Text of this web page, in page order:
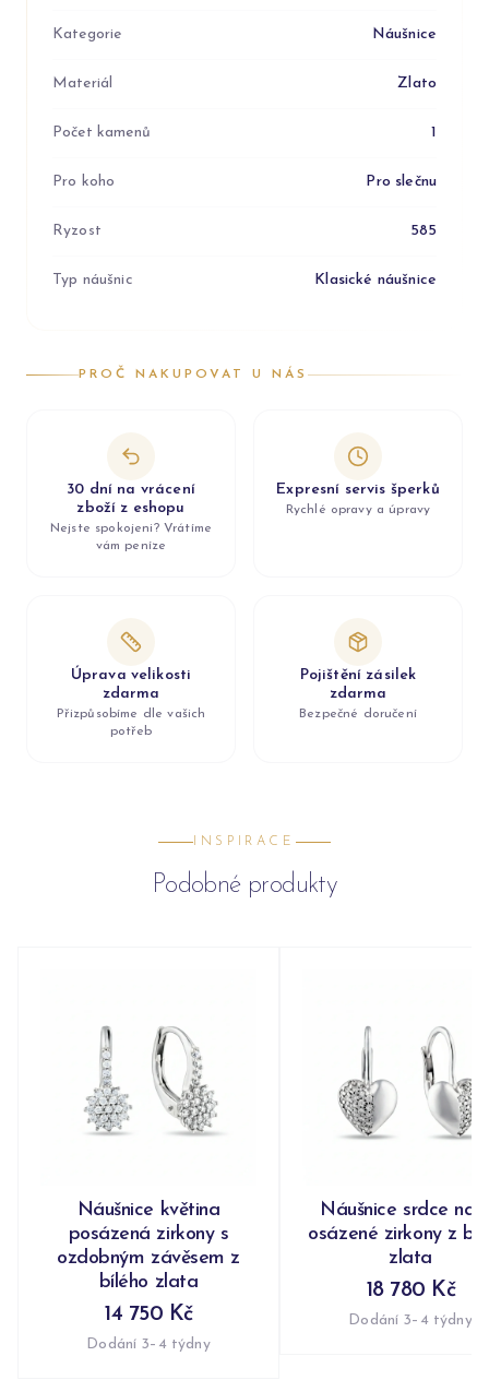
Kategorie Náušnice
Materiál Zlato
Počet kamenů 1
Pro koho Pro slečnu
Ryzost 585
Typ náušnic Klasické náušnice
PROČ NAKUPOVAT U NÁS
30 dní na vrácení
zboží z eshopu
Nejste spokojeni? Vrátíme
vám peníze
Expresní servis šperků
Rychlé opravy a úpravy
Úprava velikosti
zdarma
Přizpůsobíme dle vašich
potřeb
Pojištění zásilek
zdarma
Bezpečné doručení
INSPIRACE
Podobné produkty
Náušnice květina
posázená zirkony s
ozdobným závěsem z
bílého zlata
14 750 Kč
Dodání 3–4 týdny
Náušnice srdce
osázené zirkony z
zlata
18 780 Kč
Dodání 3–4 týdny